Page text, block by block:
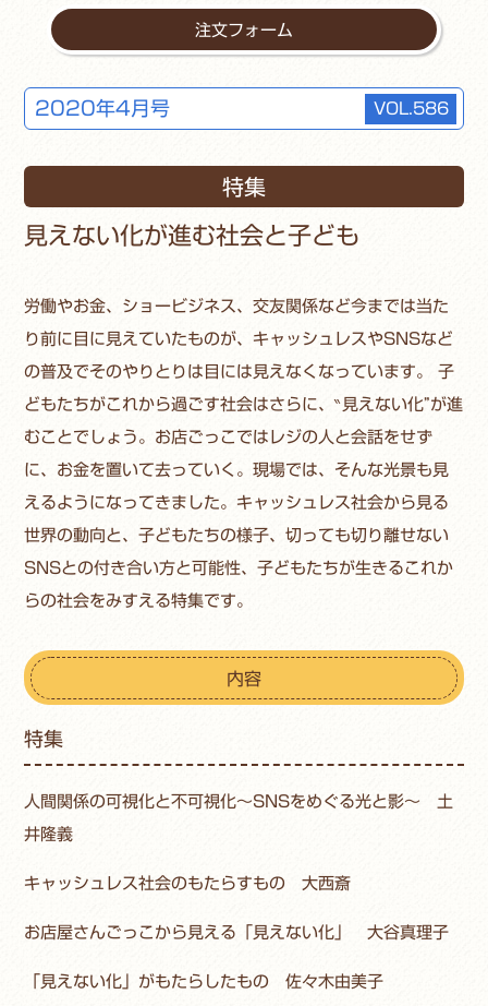
注文フォーム
2020年4月号 VOL.586
特集
見えない化が進む社会と子ども
労働やお金、ショービジネス、交友関係など今までは当た
り前に目に見えていたものが、キャッシュレスやSNSなど
の普及でそのやりとりは目には見えなくなっています。 子
どもたちがこれから過ごす社会はさらに、‶見えない化”が進
むことでしょう。お店ごっこではレジの人と会話をせず
に、お金を置いて去っていく。現場では、そんな光景も見
えるようになってきました。キャッシュレス社会から見る
世界の動向と、子どもたちの様子、切っても切り離せない
SNSとの付き合い方と可能性、子どもたちが生きるこれか
らの社会をみすえる特集です。
内容
特集
人間関係の可視化と不可視化～SNSをめぐる光と影～ 土
井隆義
キャッシュレス社会のもたらすもの 大西斎
お店屋さんごっこから見える「見えない化」 大谷真理子
「見えない化」がもたらしたもの 佐々木由美子